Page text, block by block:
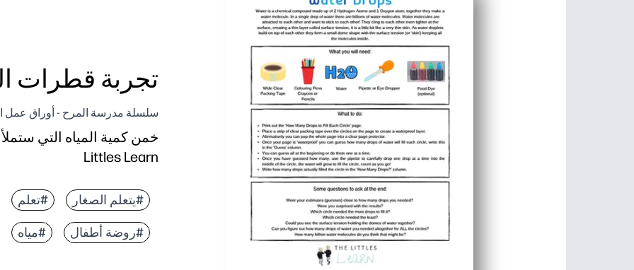
تجربة قطرات
سلسلة مدرسة المرح - أوراق عمل
Littles Learn
#يتعلم الصغار #تعلم
#روضة أطفال #مياه